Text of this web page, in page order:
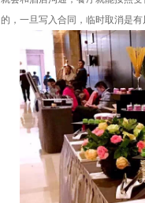
的，一旦写入合同，临时取消是